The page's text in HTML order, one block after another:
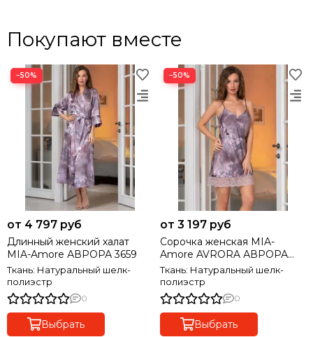
Покупают вместе
−50%
от 4 797 руб
Длинный женский халат
MIA-Amore АВРОРА 3659
Ткань: Натуральный шелк-
полиэстр
0
Выбрать
−50%
от 3 197 руб
Сорочка женская MIA-
Amore AVRORA АВРОРА
3650
Ткань: Натуральный шелк-
полиэстр
0
Выбрать